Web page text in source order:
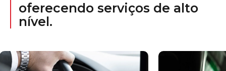
oferecendo serviços de alto
nível.